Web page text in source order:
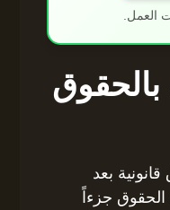
العمل.
بالحقوق
بعد
جزءاً